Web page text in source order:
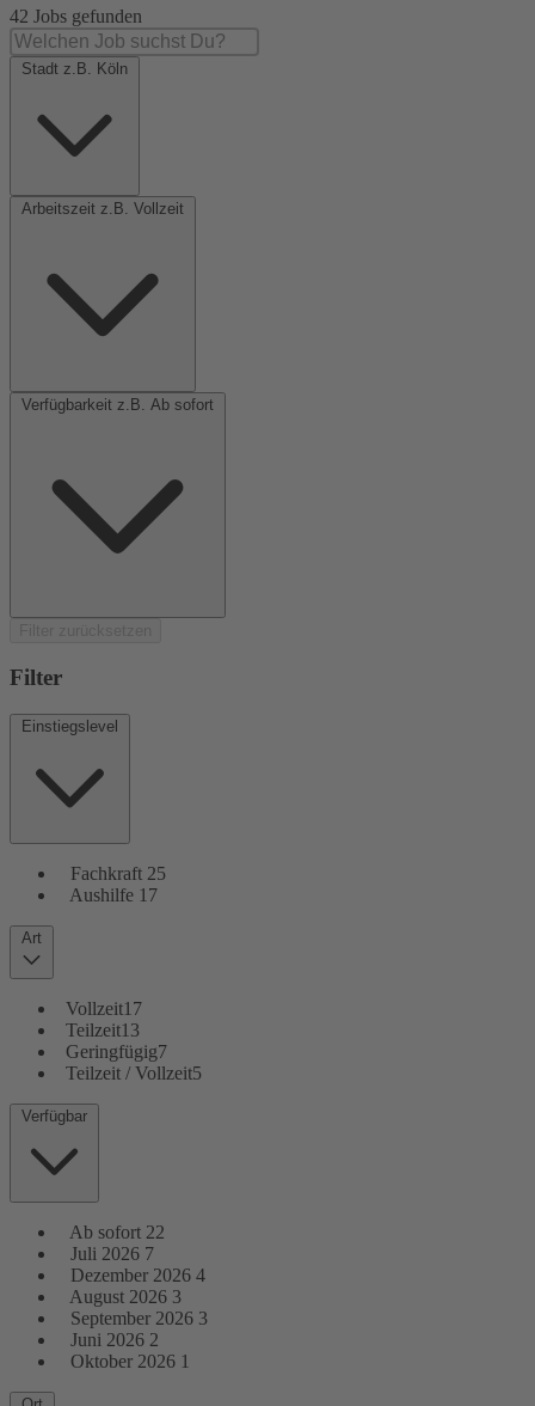
42 Jobs gefunden
Stadt z.B. Köln
Arbeitszeit z.B. Vollzeit
Verfügbarkeit z.B. Ab sofort
Filter
Einstiegslevel
Fachkraft 25
Aushilfe 17
Art
Vollzeit17
Teilzeit13
Geringfügig7
Teilzeit / Vollzeit5
Verfügbar
Ab sofort 22
Juli 2026 7
Dezember 2026 4
August 2026 3
September 2026 3
Juni 2026 2
Oktober 2026 1